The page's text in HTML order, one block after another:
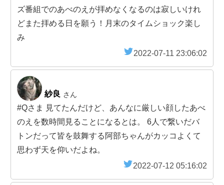
ズ番組でのあべのえが拝めなくなるのは寂しいけれ
どまた拝める日を願う！月末のタイムショック楽し
み
2022-07-11 23:06:02
紗良 さん
#Qさま 見てたんだけど、あんなに厳しい顔したあべ
のえを数時間見ることになるとは。 6人で繋いだバ
トンだって皆を鼓舞する阿部ちゃんがカッコよくて
思わず天を仰いだよね。
2022-07-12 05:16:02